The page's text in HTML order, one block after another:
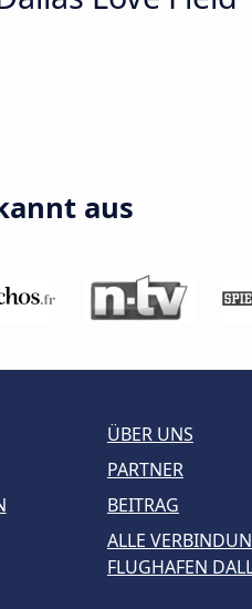
aus
ÜBER UNS
PARTNER
BEITRAG
ALLE
FLUGHAFEN